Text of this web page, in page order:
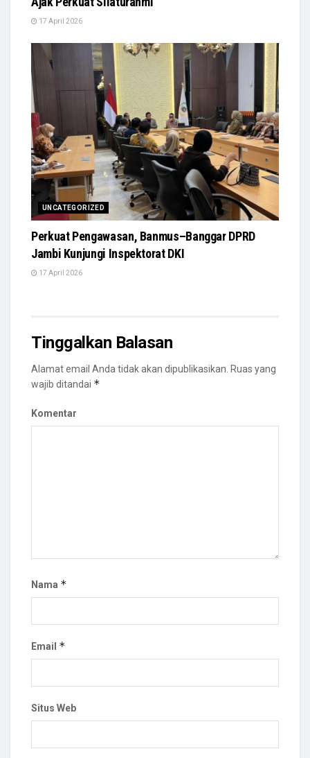
17 April 2026
UNCATEGORIZED
Perkuat Pengawasan, Banmus–Banggar DPRD
Jambi Kunjungi Inspektorat DKI
17 April 2026
Tinggalkan Balasan
Alamat email Anda tidak akan dipublikasikan. Ruas yang
wajib ditandai *
Komentar
Nama *
Email *
Situs Web